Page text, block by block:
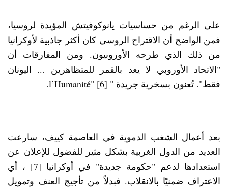
على الرغم من حساسيات يانوكوفيتش المؤيدة لروسيا،
فمن الواضح أن الاقتراح الروسي كان أكثر جاذبية لأوكرانيا
من ذلك الذي طرحه الأوروبيون. ومن المفارقات أن
"الاتحاد الأوروبي لا يعد بالقمر للمتظاهرين ... اليونان
فقط". تُعنون بسخرية جريدة " l’Humanité" [6]
.
بعد أعمال الشغب الدموية في العاصمة كييف، سارعت
العديد من الدول الغربية بشكل مثير للفضول للإعلان عن
استعدادها لدعم "حكومة جديدة" في أوكرانيا [7] ، أي
الاعتراف ضمنيًا بالانقلاب. فبدلاً من تأجيج العنف وتمويل